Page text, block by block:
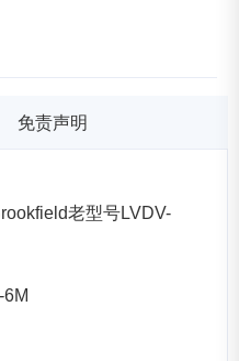
免责声明
老型号LVDV-